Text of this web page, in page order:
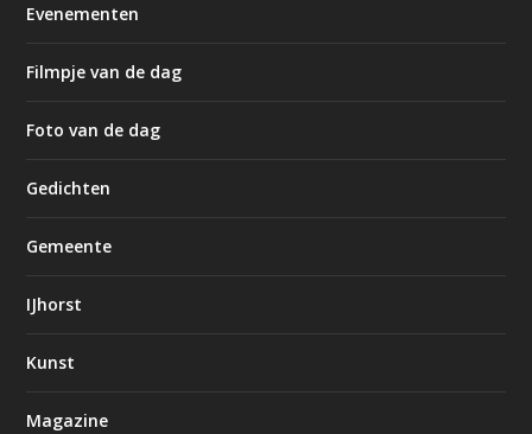
Evenementen
Filmpje van de dag
Foto van de dag
Gedichten
Gemeente
IJhorst
Kunst
Magazine